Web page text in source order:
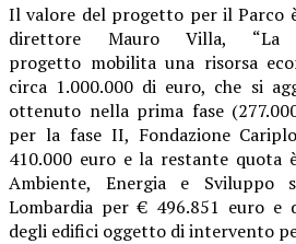
Il valore del progetto per il Parco
direttore Mauro Villa, “La
progetto mobilita una risorsa
circa 1.000.000 di euro, che si
ottenuto nella prima fase
per la fase II, Fondazione
410.000 euro e la restante quota
Ambiente, Energia e Sviluppo
Lombardia per € 496.851 euro e
degli edifici oggetto di intervento